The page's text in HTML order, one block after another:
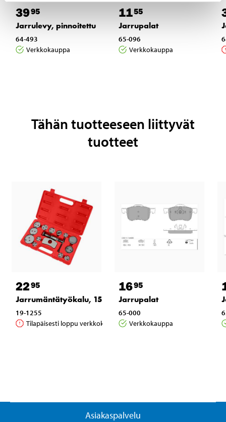
3995
Jarrulevy, pinnoitettu
64-493
Verkkokauppa
1155
Jarrupalat
65-096
Verkkokauppa
Tähän tuotteeseen liittyvät
tuotteet
2295
Jarrumäntätyökalu, 15 osaa
19-1255
Tilapäisesti loppu verkkokaupasta
1695
Jarrupalat
65-000
Verkkokauppa
Asiakaspalvelu